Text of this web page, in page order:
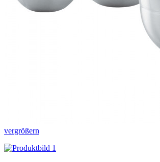
vergrößern